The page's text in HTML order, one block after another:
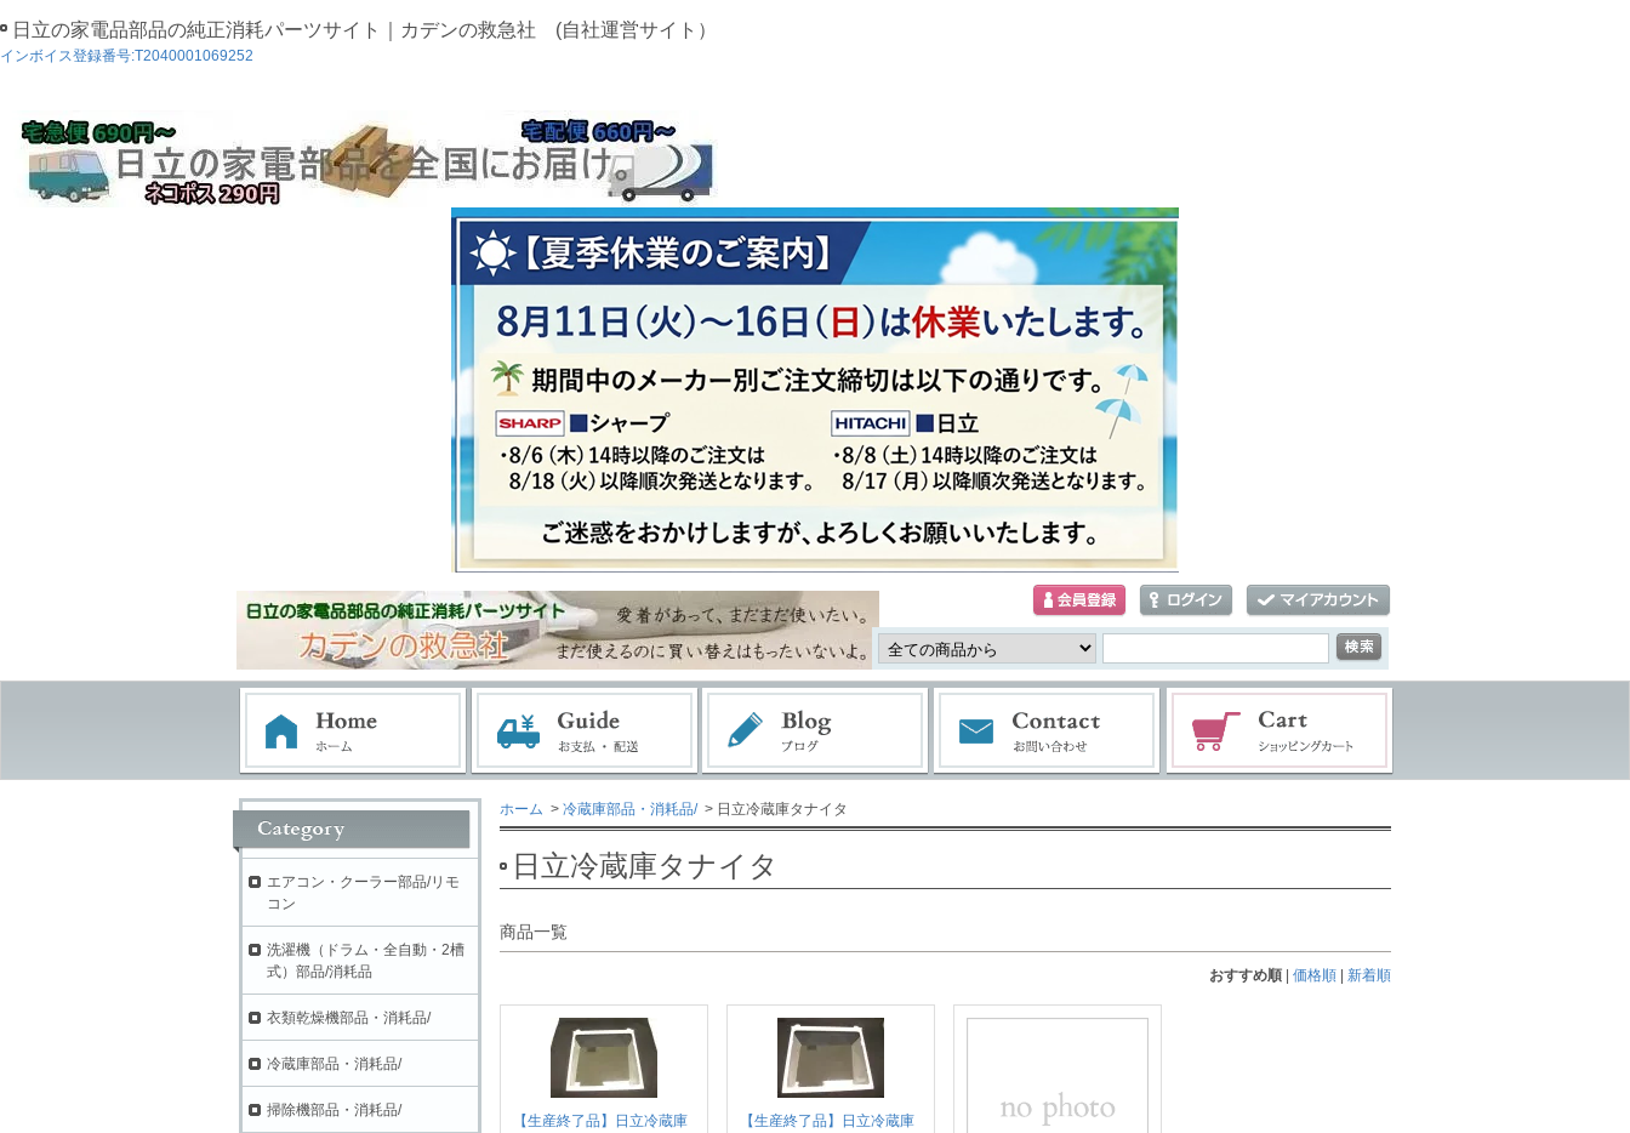
日立の家電品部品の純正消耗パーツサイト｜カデンの救急社 (自社運営サイト）
インボイス登録番号:T2040001069252
ホーム > 冷蔵庫部品・消耗品/ > 日立冷蔵庫タナイタ
日立冷蔵庫タナイタ
商品一覧
おすすめ順 価格順 新着順
【生産終了品】日立冷蔵庫
【生産終了品】日立冷蔵庫
エアコン・クーラー部品/リモ
コン
洗濯機（ドラム・全自動・2槽
式）部品/消耗品
衣類乾燥機部品・消耗品/
冷蔵庫部品・消耗品/
掃除機部品・消耗品/